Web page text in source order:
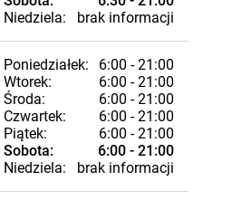
Niedziela:
brak informacji
Poniedziałek:
6:00 - 21:00
Wtorek:
6:00 - 21:00
Środa:
6:00 - 21:00
Czwartek:
6:00 - 21:00
Piątek:
6:00 - 21:00
Sobota:
6:00 - 21:00
Niedziela:
brak informacji